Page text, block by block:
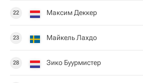
22 Максим Деккер
23 Майкель Лахдо
28 Зико Буурмистер